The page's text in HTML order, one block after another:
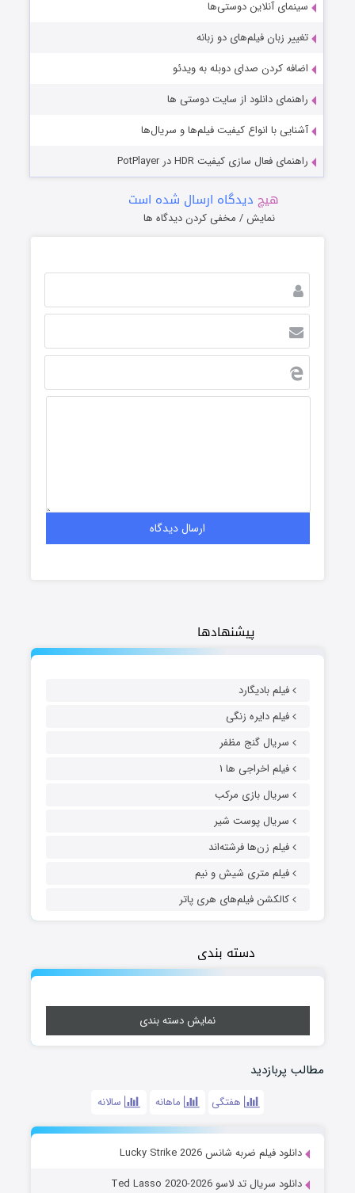
پیشنهادها
فیلم بادیگارد
فیلم دایره زنگی
سریال گنج مظفر
فیلم اخراجی ها ۱
سریال بازی مرکب
سریال پوست شیر
فیلم زن‌ها فرشته‌اند
فیلم متری شیش و نیم
کالکشن فیلم‌های هری پاتر
دسته بندی
نمایش دسته بندی
مطالب پربازدید
هفتگی ماهانه سالانه
دانلود فیلم ضربه شانس Lucky Strike 2026
دانلود سریال تد لاسو Ted Lasso 2020-2026
سینمای آنلاین دوستی‌ها
تغییر زبان فیلم‌های دو زبانه
اضافه کردن صدای دوبله به ویدئو
راهنمای دانلود از سایت دوستی ها
آشنایی با انواع کیفیت فیلم‌ها و سریال‌ها
راهنمای فعال سازی کیفیت HDR در PotPlayer
هیچ دیدگاه ارسال شده است
نمایش / مخفی کردن دیدگاه ها